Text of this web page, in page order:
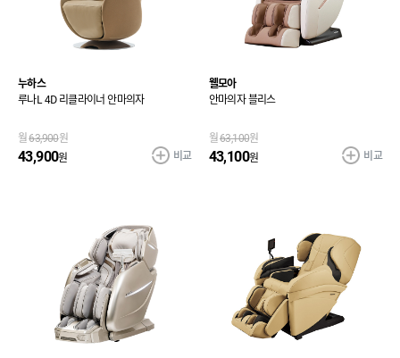
누하스
루나L 4D 리클라이너 안마의자
월63,900원
43,900원 비교
웰모아
안마의자 블리스
월63,100원
43,100원 비교